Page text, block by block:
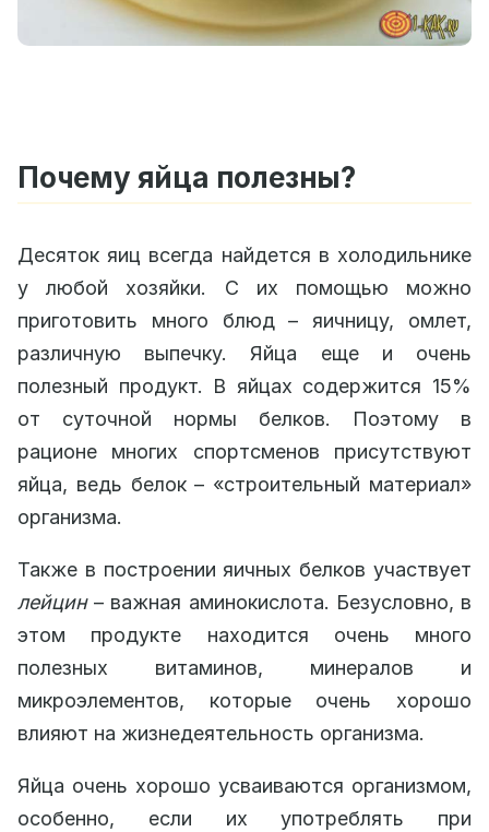
Почему яйца полезны?
Десяток яиц всегда найдется в холодильнике
у любой хозяйки. С их помощью можно
приготовить много блюд – яичницу, омлет,
различную выпечку. Яйца еще и очень
полезный продукт. В яйцах содержится 15%
от суточной нормы белков. Поэтому в
рационе многих спортсменов присутствуют
яйца, ведь белок – «строительный материал»
организма.
Также в построении яичных белков участвует
лейцин– важная аминокислота. Безусловно, в
этом продукте находится очень много
полезных витаминов, минералов и
микроэлементов, которые очень хорошо
влияют на жизнедеятельность организма.
Яйца очень хорошо усваиваются организмом,
особенно, если их употреблять при